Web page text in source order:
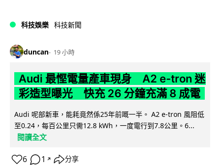
科技娛樂 科技新聞
duncan 19 小時
Audi 最慳電量產車現身 A2 e-tron 迷
彩造型曝光 快充 26 分鐘充滿 8 成電
Audi 呢部新車，能耗竟然係25年前嘅一半。 A2 e-tron 風阻低
至0.24，每百公里只需12.8 kWh，一度電行到7.8公里。6...
閱讀全文
6 1 ↗ 分享